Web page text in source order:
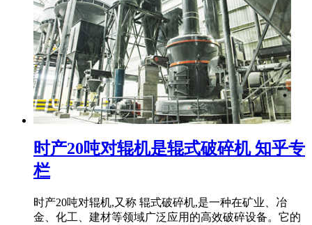
时产20吨对辊机是辊式破碎机 知乎专
栏
时产20吨对辊机,又称 辊式破碎机,是一种在矿业、冶
金、化工、建材等领域广泛应用的高效破碎设备。它的